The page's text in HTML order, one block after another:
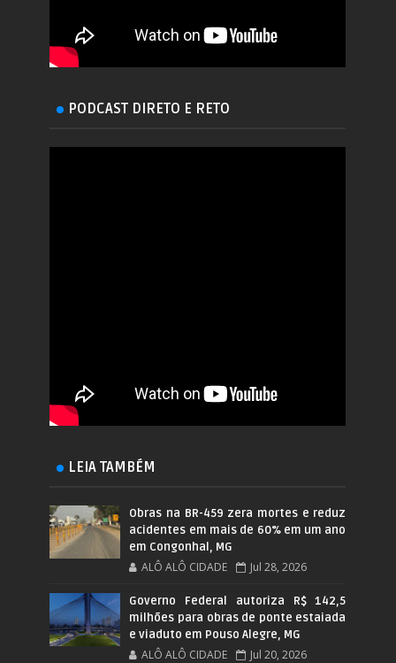
PODCAST DIRETO E RETO
LEIA TAMBÉM
Obras na BR-459 zera mortes e reduz
acidentes em mais de 60% em um ano
em Congonhal, MG
ALÔ ALÔ CIDADE Jul 28, 2026
Governo Federal autoriza R$ 142,5
milhões para obras de ponte estaiada
e viaduto em Pouso Alegre, MG
ALÔ ALÔ CIDADE Jul 20, 2026